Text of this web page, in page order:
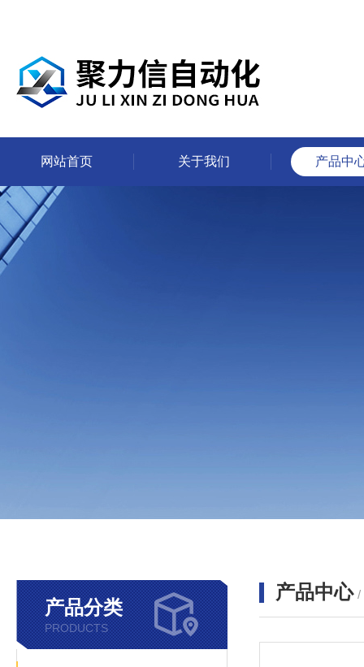
网站首页 关于我们 产品中
产品分类
PRODUCTS
产品中心 /